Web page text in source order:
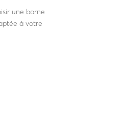
une borne
à votre